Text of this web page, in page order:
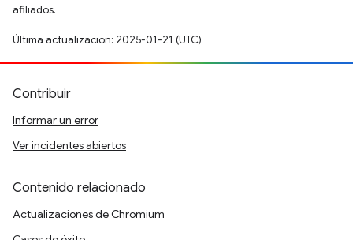
afiliados.
Última actualización: 2025-01-21 (UTC)
Contribuir
Informar un error
Ver incidentes abiertos
Contenido relacionado
Actualizaciones de Chromium